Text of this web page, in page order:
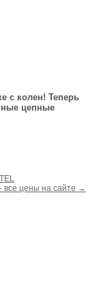
с колен! Теперь
цепные
все цены на сайте →